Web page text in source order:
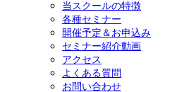
当スクールの特徴
各種セミナー
開催予定＆お申込み
セミナー紹介動画
アクセス
よくある質問
お問い合わせ